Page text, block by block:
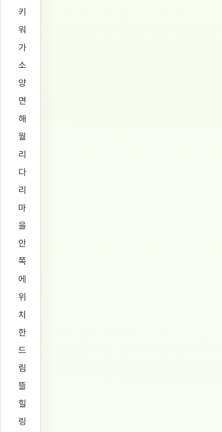
키
워
가
소
양
면
해
월
리
다
리
마
을
안
쪽
에
위
치
한
드
림
뜰
힐
링